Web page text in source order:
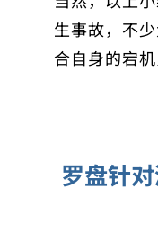
生事故，不
合自身的宕
罗盘针